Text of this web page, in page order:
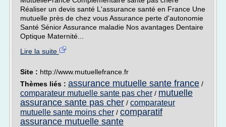
Réaliser un devis santé L'assurance santé en France Une
mutuelle près de chez vous Assurance perte d'autonomie
Santé Sénior Assurance maladie Nos avantages Dentaire
Optique Maternité...
Lire la suite
Site : http://www.mutuellefrance.fr
Thèmes liés : assurance mutuelle sante france /
comparateur mutuelle sante pas cher / mutuelle
assurance sante pas cher / comparateur
mutuelle sante moins cher / comparatif
assurance mutuelle sante